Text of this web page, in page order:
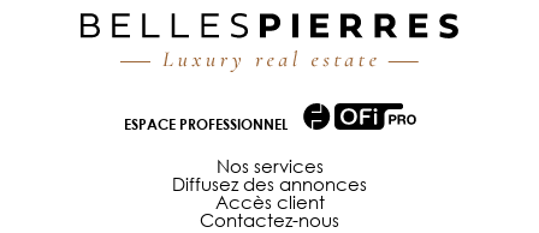
ESPACE PROFESSIONNEL
Nos services
Diffusez des annonces
Accès client
Contactez-nous